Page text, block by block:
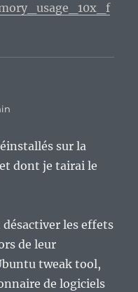
sur la
dont je tairai le
désactiver les effets
de leur
tweak tool,
de logiciels